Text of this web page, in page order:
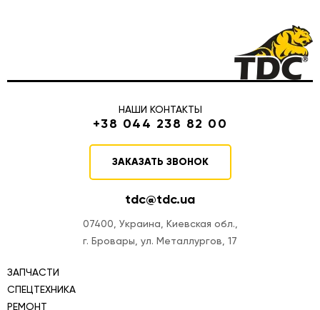
ЗАПЧАСТИ
СПЕЦТЕХНИКА
РЕМОНТ
НАШИ КОНТАКТЫ
+38 044 238 82 00
ЗАКАЗАТЬ ЗВОНОК
tdc@tdc.ua
07400, Украина, Киевская обл.,
г. Бровары, ул. Металлургов, 17